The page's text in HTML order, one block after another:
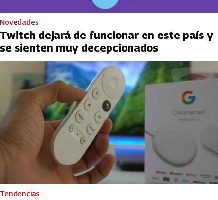
Novedades
Twitch dejará de funcionar en este país y
se sienten muy decepcionados
Tendencias